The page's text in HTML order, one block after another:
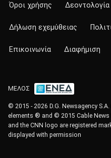
Όροι χρήσης Δεοντολογία
Δήλωση εχεμύθειας
Επικοινωνία Διαφήμιση
ΜΕΛΟΣ
© 2015 - 2026 D.G. Newsagency
elements ® and © 2015 Cable News
and the CNN logo are registered
displayed with permission